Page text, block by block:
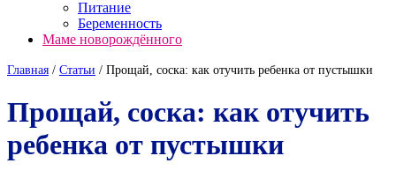
Питание
Беременность
Маме новорождённого
Главная / Cтатьи / Прощай, соска: как отучить ребенка от пустышки
Прощай, соска: как отучить
ребенка от пустышки